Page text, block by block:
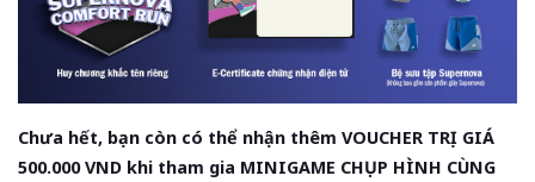
Chưa hết, bạn còn có thể nhận thêm VOUCHER TRỊ GIÁ
500.000 VND khi tham gia MINIGAME CHỤP HÌNH CÙNG